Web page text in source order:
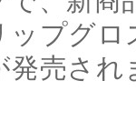
ップグ
発売され